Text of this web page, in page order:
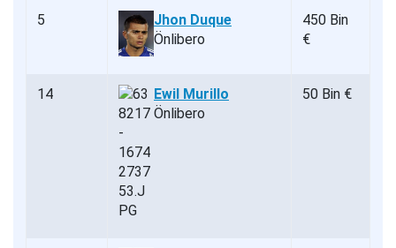
5
Jhon Duque
Önlibero
450 Bin
€
14
Ewil Murillo
Önlibero
50 Bin €